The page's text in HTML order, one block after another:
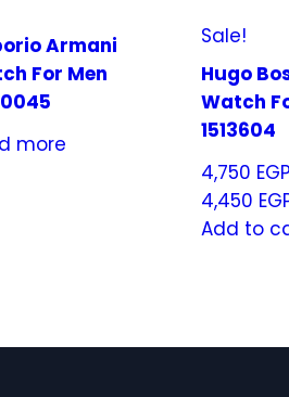
Armani
For Men
more
Sale!
Hugo
Watch
1513604
4,750 EGP
4,450
Add to